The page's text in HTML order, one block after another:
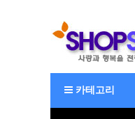
카테고리